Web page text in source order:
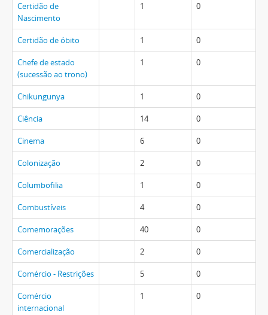
Certidão de
Nascimento
1 0
Certidão de óbito 1 0
Chefe de estado
(sucessão ao trono)
1 0
Chikungunya 1 0
Ciência 14 0
Cinema 6 0
Colonização 2 0
Columbofilia 1 0
Combustíveis 4 0
Comemorações 40 0
Comercialização 2 0
Comércio - Restrições 5 0
Comércio
internacional
1 0